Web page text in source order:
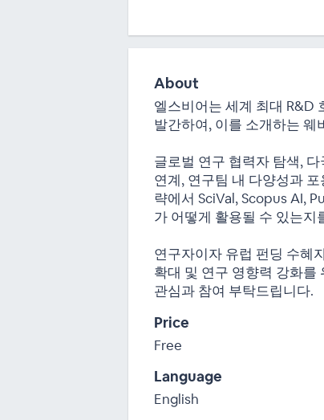
About
엘스비어는 세계 최대 R&D
발간하여, 이를 소개하는 웨
글로벌 연구 협력자 탐색,
연계, 연구팀 내 다양성과
략에서 SciVal, Scopus AI,
가 어떻게 활용될 수 있는지
연구자이자 유럽 펀딩 수혜
확대 및 연구 영향력 강화를
관심과 참여 부탁드립니다.
Price
Free
Language
English